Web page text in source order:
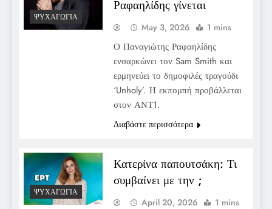
ΨΥΧΑΓΩΓΊΑ
Ραφαηλίδης γίνεται
May 3, 2026 1 mins
Ο Παναγιώτης Ραφαηλίδης
ενσαρκώνει τον Sam Smith και
ερμηνεύει το δημοφιλές τραγούδι
‘Unholy’. Η εκπομπή προβάλλεται
στον ΑΝΤ1.
Διαβάστε περισσότερα
ΨΥΧΑΓΩΓΊΑ
Κατερίνα παπουτσάκη: Τι
συμβαίνει με την ;
April 20, 2026 1 mins